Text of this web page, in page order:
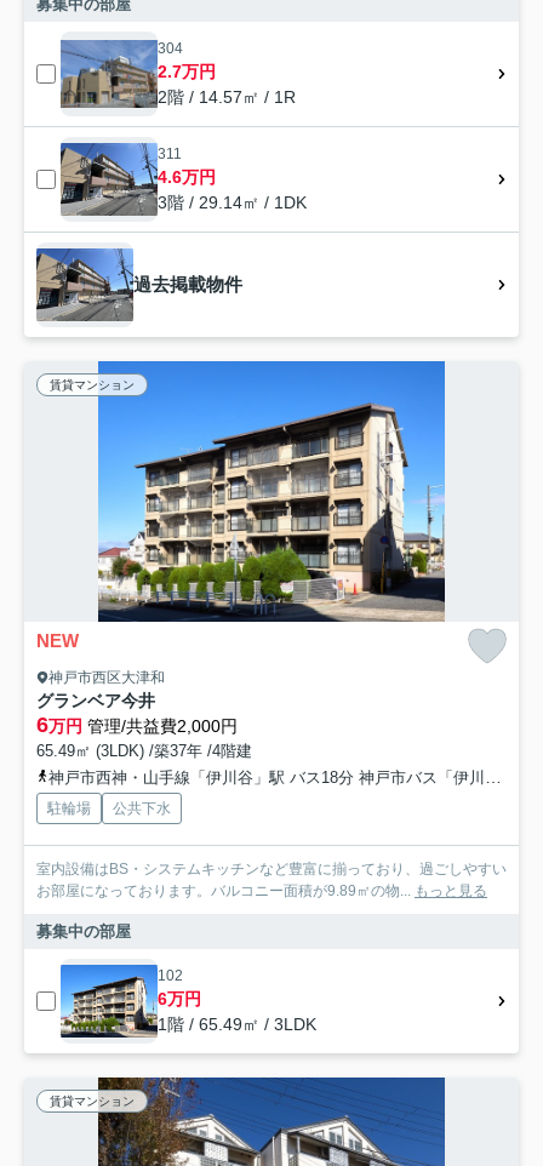
募集中の部屋
304
2.7万円
2階 / 14.57㎡ / 1R
311
4.6万円
3階 / 29.14㎡ / 1DK
過去掲載物件
賃貸マンション
NEW
神戸市西区大津和
グランベア今井
6万円 管理/共益費2,000円
65.49㎡ (3LDK) /築37年 /4階建
神戸市西神・山手線「伊川谷」駅 バス18分 神戸市バス「伊川谷高校前」 停歩6分
駐輪場 公共下水
室内設備はBS・システムキッチンなど豊富に揃っており、過ごしやすい
お部屋になっております。バルコニー面積が9.89㎡の物... もっと見る
募集中の部屋
102
6万円
1階 / 65.49㎡ / 3LDK
賃貸マンション